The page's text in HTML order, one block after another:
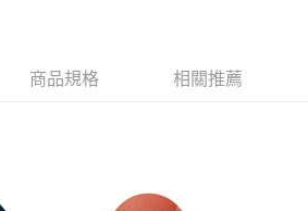
停止該用戶之使用額度並採取法律行動。
商品規格 相關推薦